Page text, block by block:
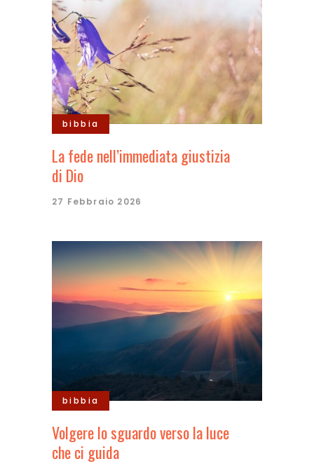
bibbia
La fede nell’immediata giustizia
di Dio
27 Febbraio 2026
bibbia
Volgere lo sguardo verso la luce
che ci guida